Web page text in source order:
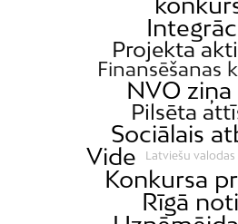
Projekta
Finansēšanas
NVO ziņa
Pilsēta
Sociālais
Vide
Latviešu valodas
Konkursa
Rīgā